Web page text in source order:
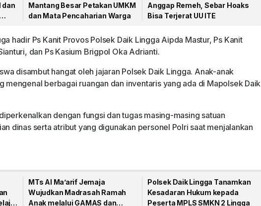
dan
Mantang Besar Petakan UMKM
dan Mata Pencaharian Warga
Anggap Remeh, Sebar Hoaks
Bisa Terjerat UU ITE
hadir Ps Kanit Provos Polsek Daik Lingga Aipda Mastur, Ps Kanit
dan Ps Kasium Brigpol Oka Adrianti.
disambut hangat oleh jajaran Polsek Daik Lingga. Anak-anak
mengenal berbagai ruangan dan inventaris yang ada di Mapolsek Daik
dengan fungsi dan tugas masing-masing satuan
dinas serta atribut yang digunakan personel Polri saat menjalankan
MTs Al Ma’arif Jemaja
Wujudkan Madrasah Ramah
Anak melalui GAMAS dan
Polsek Daik Lingga Tanamkan
Kesadaran Hukum kepada
Peserta MPLS SMKN 2 Lingga